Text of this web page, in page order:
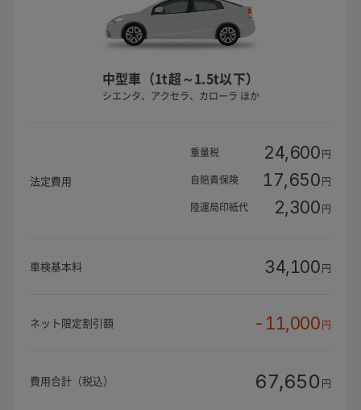
中型車（1t超～1.5t以下）
シエンタ、アクセラ、カローラ ほか
法定費用
重量税 24,600円
自賠責保険
17,650円
陸運局印紙代
2,300円
車検基本料 34,100円
ネット限定割引額 -11,000円
費用合計（税込） 67,650 円